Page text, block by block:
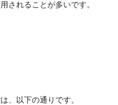
されることが多いです。
は、以下の通りです。